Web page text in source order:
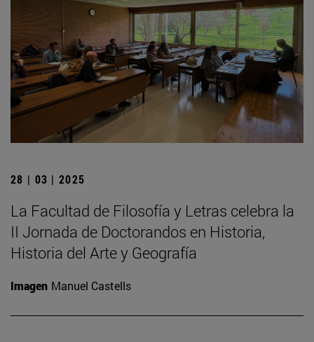
28 | 03 | 2025
La Facultad de Filosofía y Letras celebra la
II Jornada de Doctorandos en Historia,
Historia del Arte y Geografía
Imagen Manuel Castells